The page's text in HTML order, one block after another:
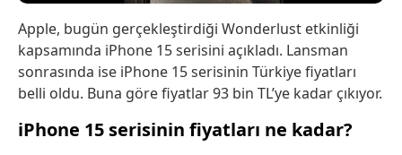
Apple, bugün gerçekleştirdiği Wonderlust etkinliği
kapsamında iPhone 15 serisini açıkladı. Lansman
sonrasında ise iPhone 15 serisinin Türkiye fiyatları
belli oldu. Buna göre fiyatlar 93 bin TL’ye kadar çıkıyor.
iPhone 15 serisinin fiyatları ne kadar?